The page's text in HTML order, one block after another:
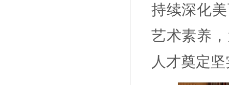
持续深化
艺术素养
人才奠定